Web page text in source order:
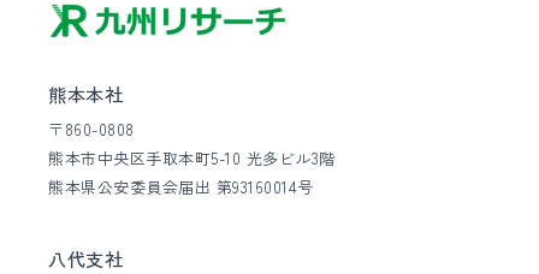
熊本本社
〒860-0808
熊本市中央区手取本町5-10 光多ビル3階
熊本県公安委員会届出 第93160014号
八代支社